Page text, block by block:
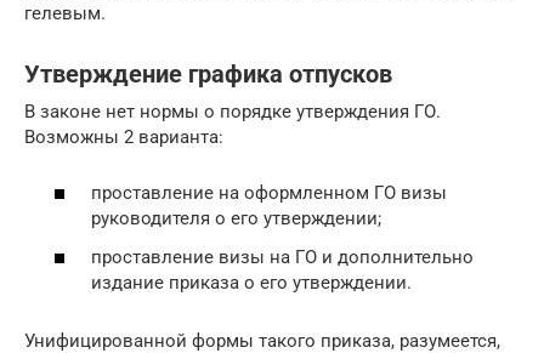
гелевым.
Утверждение графика отпусков
В законе нет нормы о порядке утверждения ГО.
Возможны 2 варианта:
проставление на оформленном ГО визы
руководителя о его утверждении;
проставление визы на ГО и дополнительно
издание приказа о его утверждении.
Унифицированной формы такого приказа, разумеется,